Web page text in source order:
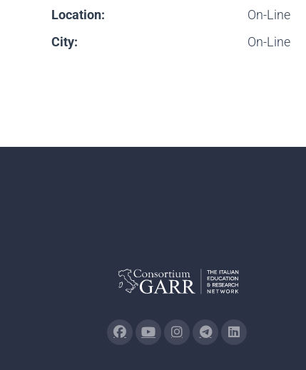
Location:
On-Line
City:
On-Line